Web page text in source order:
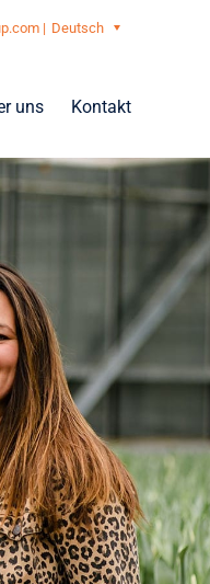
| Deutsch
uns Kontakt